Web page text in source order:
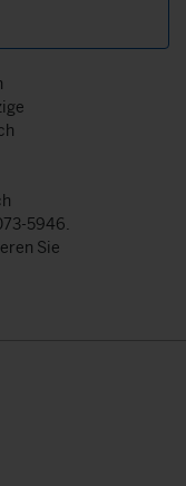
5946.
Sie